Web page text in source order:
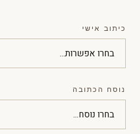
כיתוב אישי
נוסח הכתובה